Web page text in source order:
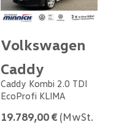
Volkswagen
Caddy
Caddy Kombi 2.0 TDI
EcoProfi KLIMA
19.789,00 € (MwSt.